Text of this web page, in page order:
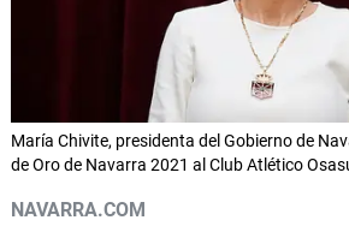
María Chivite, presidenta del Gobierno de
de Oro de Navarra 2021 al Club Atlético
NAVARRA.COM